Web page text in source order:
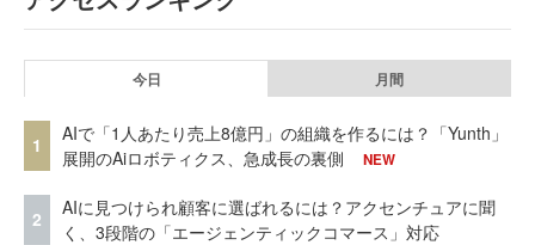
今日 月間
1
AIで「1人あたり売上8億円」の組織を作るには？「Yunth」
展開のAiロボティクス、急成長の裏側
NEW
2
AIに見つけられ顧客に選ばれるには？アクセンチュアに聞
く、3段階の「エージェンティックコマース」対応